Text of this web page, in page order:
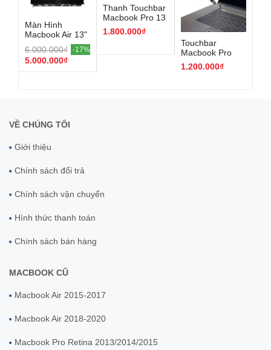
Màn Hình
Macbook Air 13"
M3/M4
6.000.000₫ -17%
5.000.000₫
Thanh Touchbar
Macbook Pro 13
inch 2020-2022 (
M1- M2 )
1.800.000₫
Touchbar
Macbook Pro
13/15 inch 2016-
2019 intel
1.200.000₫
VỀ CHÚNG TÔI
Giới thiệu
Chính sách đổi trả
Chính sách vận chuyển
Hình thức thanh toán
Chính sách bán hàng
MACBOOK CŨ
Macbook Air 2015-2017
Macbook Air 2018-2020
Macbook Pro Retina 2013/2014/2015